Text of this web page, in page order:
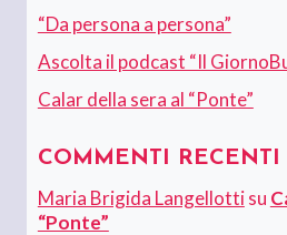
“Da persona a persona”
Ascolta il podcast “Il
Calar della sera al “Ponte”
COMMENTI RECENTI
Maria Brigida Langellottisu
“Ponte”